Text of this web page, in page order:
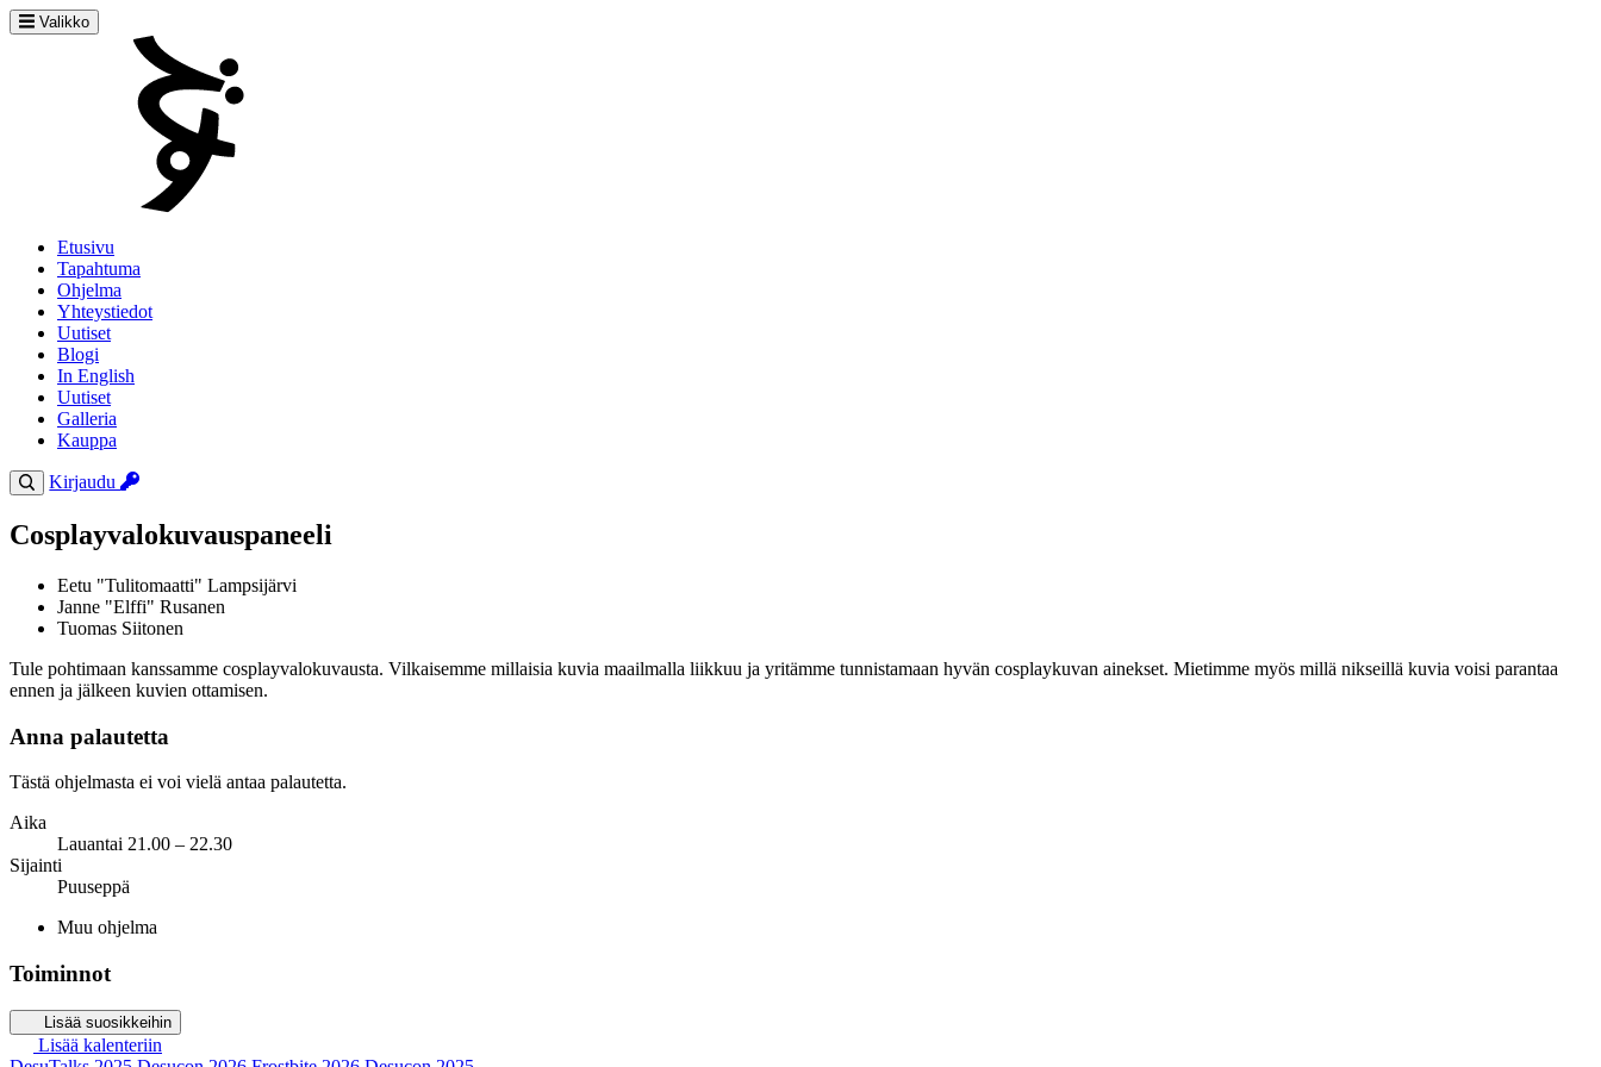
Valikko
Etusivu
Tapahtuma
Ohjelma
Yhteystiedot
Uutiset
Blogi
In English
Uutiset
Galleria
Kauppa
Kirjaudu
Cosplayvalokuvauspaneeli
Eetu "Tulitomaatti" Lampsijärvi
Janne "Elffi" Rusanen
Tuomas Siitonen
Tule pohtimaan kanssamme cosplayvalokuvausta. Vilkaisemme millaisia kuvia maailmalla liikkuu ja yritämme tunnistamaan hyvän cosplaykuvan ainekset. Mietimme myös millä nikseillä kuvia voisi parantaa
ennen ja jälkeen kuvien ottamisen.
Anna palautetta
Tästä ohjelmasta ei voi vielä antaa palautetta.
Aika
Lauantai 21.00 – 22.30
Sijainti
Puuseppä
Muu ohjelma
Toiminnot
Lisää suosikkeihin
Lisää kalenteriin